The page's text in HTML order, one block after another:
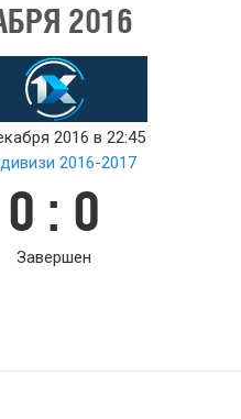
2016
2016 в 22:45
2016-2017
0 : 0
Завершен